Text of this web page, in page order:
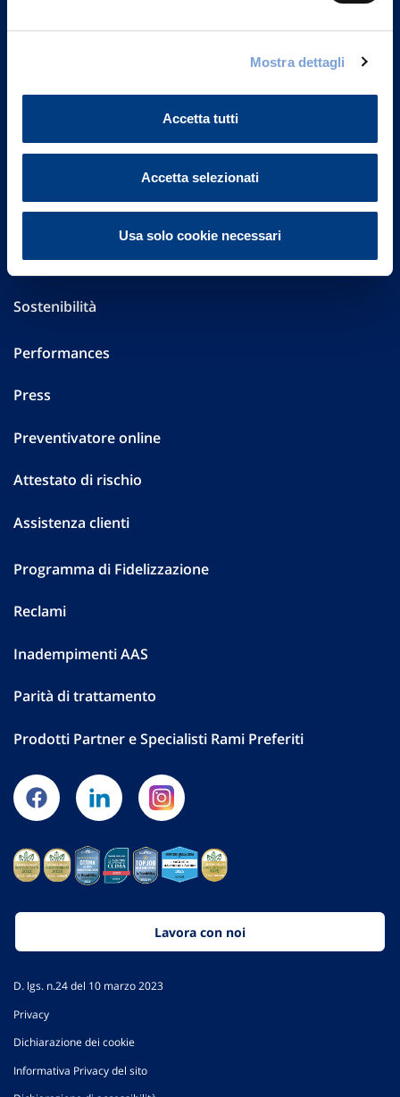
Mostra dettagli
Accetta tutti
Accetta selezionati
Usa solo cookie necessari
Vittoria Assicurazioni S.p.A.
Part. IVA 01329510158
FAQ
Altre informazioni
Sostenibilità
Performances
Press
Preventivatore online
Attestato di rischio
Assistenza clienti
Programma di Fidelizzazione
Reclami
Inadempimenti AAS
Parità di trattamento
Prodotti Partner e Specialisti Rami Preferiti
Lavora con noi
D. lgs. n.24 del 10 marzo 2023
Privacy
Dichiarazione dei cookie
Informativa Privacy del sito